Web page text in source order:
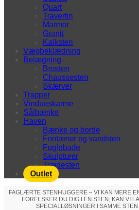
Quart
Travertin
Marmor
Granit
Kalksten
Vægbeklædning
Belægning
Brosten
Chaussesten
Skærver
Trapper
Vindueskarme
Sålbænke
Haven
Bænke og borde
Fontæner og vandsten
Fuglebade
Skulpturer
Trædesten
Outlet
FAGLÆRTE STENHUGGERE – VI KAN MERE
FORELSKER DU DIG I EN STEN, KAN VI
SPECIALLØSNINGER I SAMME STEN